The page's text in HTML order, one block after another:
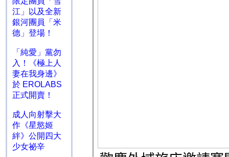
江」以及全新
銀河團員「米
德」登場！
「純愛」黨勿
入！《極上人
妻在我身邊》
於 EROLABS
正式開賣！
成人向射擊大
作《星慾姬
絆》公開四大
少女祕辛